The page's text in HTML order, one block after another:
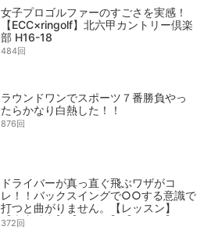
女子プロゴルファーのすごさを実感！
【ECC×ringolf】北六甲カントリー倶楽
部 H16-18
484回
ラウンドワンでスポーツ７番勝負やっ
たらかなり白熱した！！
876回
ドライバーが真っ直ぐ飛ぶワザがコ
レ！！バックスイングで○○する意識で
打つと曲がりません。【レッスン】
【岩本砂織】【かえで】【かえち】
372回